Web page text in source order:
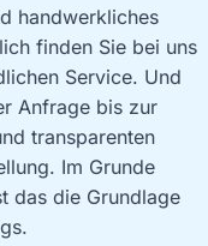
handwerkliches
finden Sie bei uns
Service. Und
Anfrage bis zur
transparenten
Im Grunde
das die Grundlage